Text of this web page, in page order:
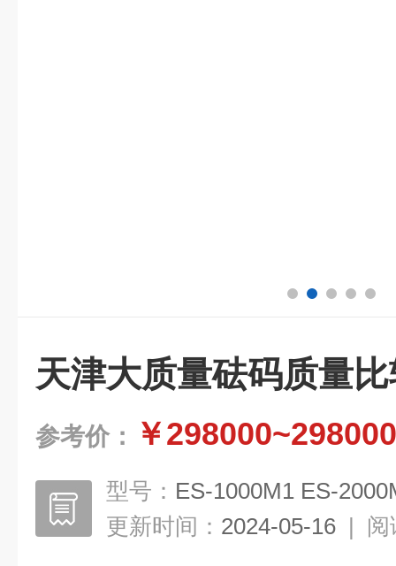
天津大质量砝码质量
参考价： ￥298000~298000
型号： ES-1000M1 ES-
更新时间： 2024-05-16 | 阅